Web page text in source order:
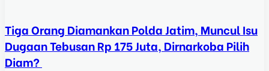
Tiga Orang Diamankan Polda Jatim, Muncul Isu
Dugaan Tebusan Rp 175 Juta, Dirnarkoba Pilih
Diam?